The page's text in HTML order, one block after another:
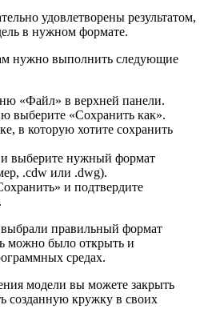
удовлетворены результатом,
в нужном формате.
нужно выполнить следующие
«Файл» в верхней панели.
«Сохранить как».
в которую хотите сохранить
выберите нужный формат
.cdw или .dwg).
и подтвердите
правильный формат
можно было открыть и
средах.
модели вы можете закрыть
созданную кружку в своих